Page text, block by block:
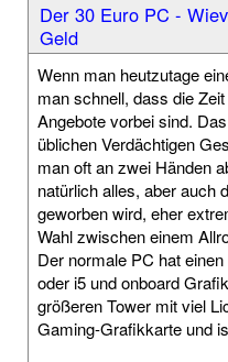
Der 30 Euro PC -
Geld
Wenn man heutzutage
man schnell, dass die
Angebote vorbei sind.
üblichen Verdächtigen
man oft an zwei Händen
natürlich alles, aber auch
geworben wird, eher
Wahl zwischen einem
Der normale PC hat
oder i5 und onboard
größeren Tower mit viel
Gaming-Grafikkarte und